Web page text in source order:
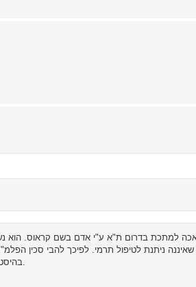
נירוסטה מסדרת 300 שאיננה ניתנת לטיפול תרמי. לפיכך
בהיסטוריה שיוצרה מפלדת אלחלד... אין לי מושג מי המעצב ולמה הוחלט על קונפיגורציית פגיון דווקא.